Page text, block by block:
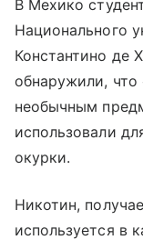
В Мехико
Национального
Константино де
обнаружили,
необычным
использовали
окурки.
Никотин,
используется в